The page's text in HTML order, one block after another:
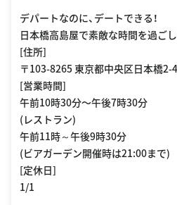
デパートなのに、デートできる！
日本橋高島屋で素敵な時間を過ご
[住所]
〒103-8265 東京都中央区日本橋2-
[営業時間]
午前10時30分〜午後7時30分
(レストラン)
午前11時～午後9時30分
(ビアガーデン開催時は21:00まで)
[定休日]
1/1